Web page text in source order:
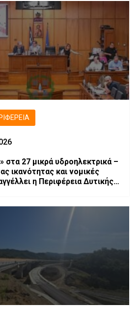
στα 27 μικρά υδροηλεκτρικά –
ικανότητας και νομικές
η Περιφέρεια Δυτικής